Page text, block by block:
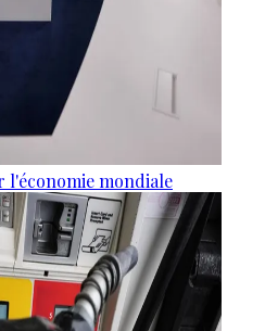
l'économie mondiale